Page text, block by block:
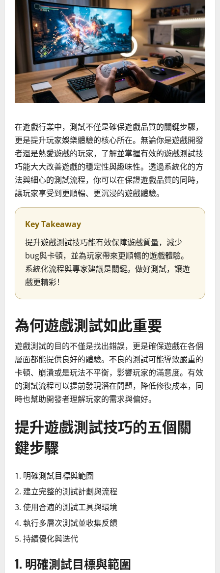
在遊戲行業中，測試不僅是確保遊戲品質的關鍵步驟，
更是提升玩家娛樂體驗的核心所在。無論你是遊戲開發
者還是熱愛遊戲的玩家，了解並掌握有效的遊戲測試技
巧能大大改善遊戲的穩定性與趣味性。透過系統化的方
法與細心的測試流程，你可以在保證遊戲品質的同時，
讓玩家享受到更順暢、更沉浸的遊戲體驗。
Key Takeaway
提升遊戲測試技巧能有效保障遊戲質量，減少
bug與卡頓，並為玩家帶來更順暢的遊戲體驗。
系統化流程與專家建議是關鍵。做好測試，讓遊
戲更精彩！
為何遊戲測試如此重要
遊戲測試的目的不僅是找出錯誤，更是確保遊戲在各個
層面都能提供良好的體驗。不良的測試可能導致嚴重的
卡頓、崩潰或是玩法不平衡，影響玩家的滿意度。有效
的測試流程可以提前發現潛在問題，降低修復成本，同
時也幫助開發者理解玩家的需求與偏好。
提升遊戲測試技巧的五個關
鍵步驟
明確測試目標與範圍
建立完整的測試計劃與流程
使用合適的測試工具與環境
執行多層次測試並收集反饋
持續優化與迭代
1. 明確測試目標與範圍